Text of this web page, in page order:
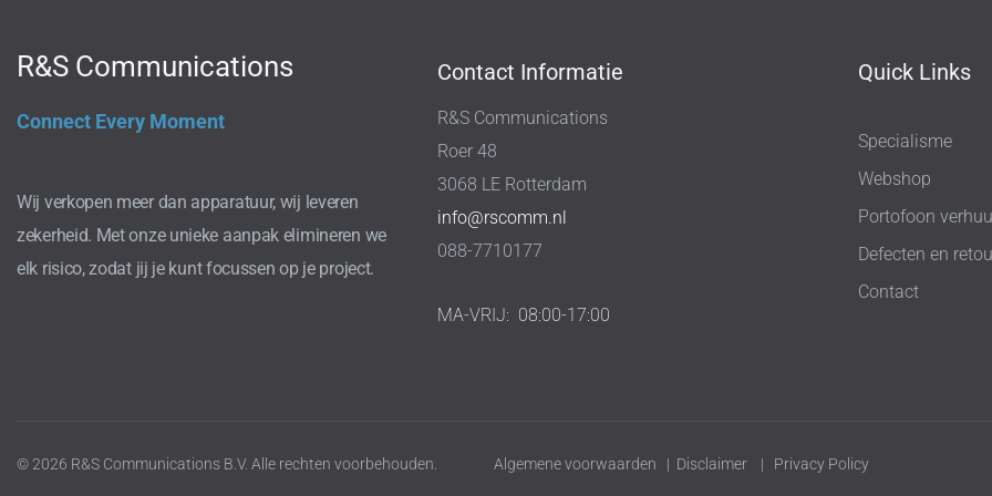
R&S Communications
Connect Every Moment
Wij verkopen meer dan apparatuur, wij leveren
zekerheid. Met onze unieke aanpak elimineren we
elk risico, zodat jij je kunt focussen op je project.
Contact Informatie
R&S Communications
Roer 48
3068 LE Rotterdam
info@rscomm.nl
088-7710177
MA-VRIJ: 08:00-17:00
Quick Links
Specialisme
Webshop
Portofoon
Defecten en
Contact
© 2026 R&S Communications B.V. Alle rechten voorbehouden. Algemene voorwaarden | Disclaimer | Privacy Policy